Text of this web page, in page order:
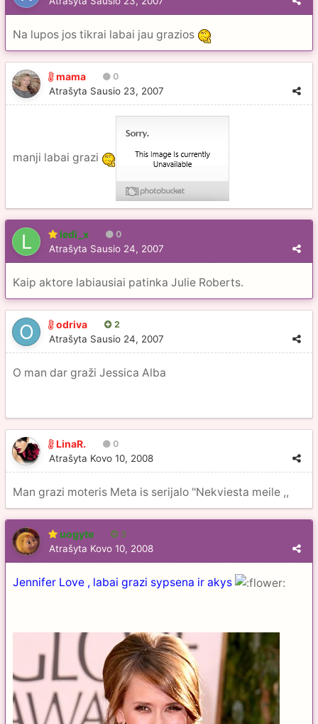
Na lupos jos tikrai labai jau grazios
mama 0
Atrašyta Sausio 23, 2007
manji labai grazi
ledi_x 0
Atrašyta Sausio 24, 2007
Kaip aktore labiausiai patinka Julie Roberts.
odriva 2
Atrašyta Sausio 24, 2007
O man dar graži Jessica Alba
LinaR. 0
Atrašyta Kovo 10, 2008
Man grazi moteris Meta is serijalo ''Nekviesta meile ,,
uogyte 3
Atrašyta Kovo 10, 2008
Jennifer Love , labai grazi sypsena ir akys